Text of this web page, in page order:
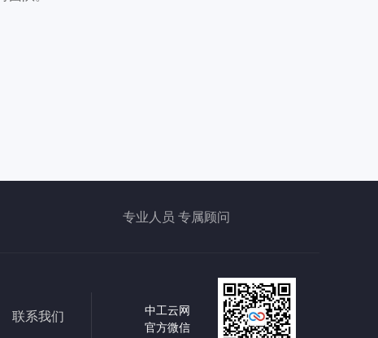
专业人员 专属顾问
中工云网
官方微信
联系我们